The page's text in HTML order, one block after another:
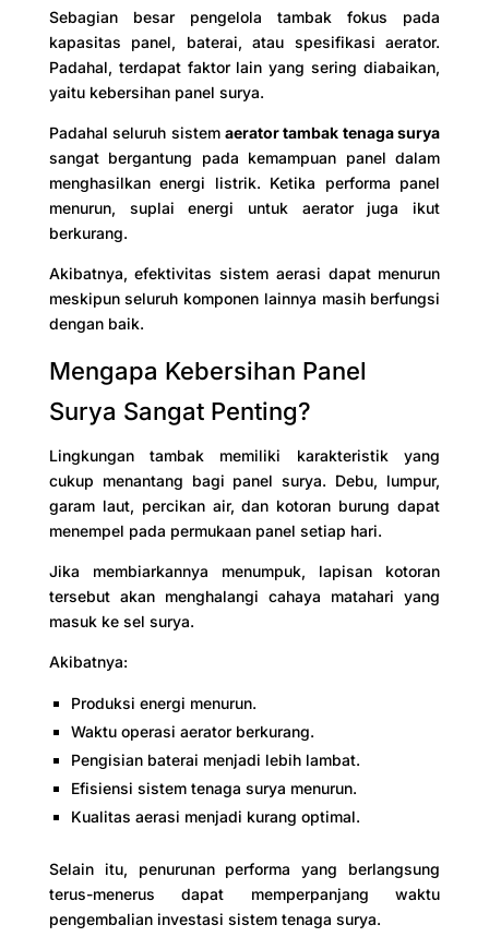
Sebagian besar pengelola tambak fokus pada
kapasitas panel, baterai, atau spesifikasi aerator.
Padahal, terdapat faktor lain yang sering diabaikan,
yaitu kebersihan panel surya.
Padahal seluruh sistem aerator tambak tenaga surya
sangat bergantung pada kemampuan panel dalam
menghasilkan energi listrik. Ketika performa panel
menurun, suplai energi untuk aerator juga ikut
berkurang.
Akibatnya, efektivitas sistem aerasi dapat menurun
meskipun seluruh komponen lainnya masih berfungsi
dengan baik.
Mengapa Kebersihan Panel
Surya Sangat Penting?
Lingkungan tambak memiliki karakteristik yang
cukup menantang bagi panel surya. Debu, lumpur,
garam laut, percikan air, dan kotoran burung dapat
menempel pada permukaan panel setiap hari.
Jika membiarkannya menumpuk, lapisan kotoran
tersebut akan menghalangi cahaya matahari yang
masuk ke sel surya.
Akibatnya:
Produksi energi menurun.
Waktu operasi aerator berkurang.
Pengisian baterai menjadi lebih lambat.
Efisiensi sistem tenaga surya menurun.
Kualitas aerasi menjadi kurang optimal.
Selain itu, penurunan performa yang berlangsung
terus-menerus dapat memperpanjang waktu
pengembalian investasi sistem tenaga surya.